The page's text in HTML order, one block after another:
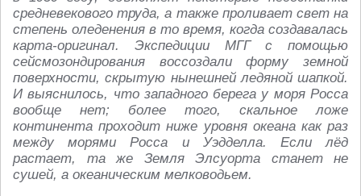
средневекового труда, а также проливает свет на
степень оледенения в то время, когда создавалась
карта-оригинал. Экспедиции МГГ с помощью
сейсмозондирования воссоздали форму земной
поверхности, скрытую нынешней ледяной шапкой.
И выяснилось, что западного берега у моря Росса
вообще нет; более того, скальное ложе
континента проходит ниже уровня океана как раз
между морями Росса и Уэдделла. Если лёд
растает, та же Земля Элсуорта станет не
сушей, а океаническим мелководьем.